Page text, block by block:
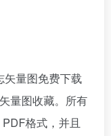
量图免费下载
量图收藏。所有
格式，并且